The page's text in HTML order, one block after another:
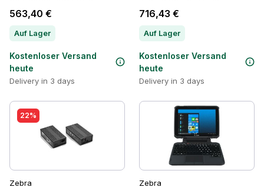
563,40 €
Auf Lager
Kostenloser Versand
heute
Delivery in 3 days
716,43 €
Auf Lager
Kostenloser Versand
heute
Delivery in 3 days
22%
Zebra Zebra